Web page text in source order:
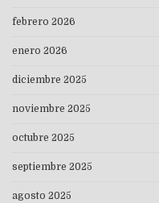
febrero 2026
enero 2026
diciembre 2025
noviembre 2025
octubre 2025
septiembre 2025
agosto 2025